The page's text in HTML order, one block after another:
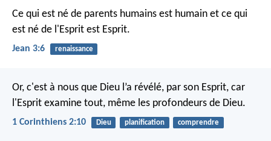
Ce qui est né de parents humains est humain et ce qui
est né de l'Esprit est Esprit.
Jean 3:6 renaissance
Or, c'est à nous que Dieu l’a révélé, par son Esprit, car
l'Esprit examine tout, même les profondeurs de Dieu.
1 Corinthiens 2:10 Dieu planification comprendre